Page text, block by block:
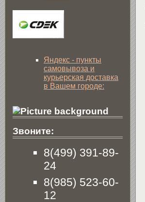
Яндекс - пункты
самовывоза и
курьерская доставка
в Вашем городе:
Звоните:
8(499) 391-89-
24
8(985) 523-60-
12